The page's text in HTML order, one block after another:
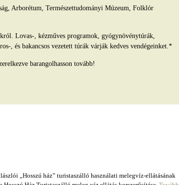
Arborétum, Természettudományi Múzeum, Folklór
Lovas-, kézműves programok, gyógynövénytúrák,
, és bakancsos vezetett túrák várják kedves vendégeinket.*
barangolhasson tovább!
„Hosszú ház” turistaszálló használati melegvíz-ellátásának